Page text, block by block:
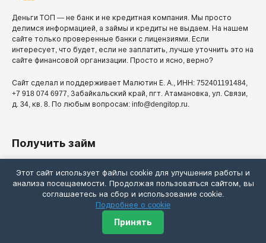
Деньги ТОП — не банк и не кредитная компания. Мы просто
делимся информацией, а займы и кредиты не выдаем. На нашем
сайте только проверенные банки с лицензиями. Если
интересует, что будет, если не заплатить, лучше уточнить это на
сайте финансовой организации. Просто и ясно, верно?
Сайт сделал и поддерживает Малютин Е. А., ИНН: 752401191484,
+7 918 074 6977, Забайкальский край, пгт. Атамановка, ул. Связи,
д. 34, кв. 8. По любым вопросам: info@dengitop.ru.
Получить займ
Все займы
Займы на карту
Отписаться от займов
Этот сайт использует файлы cookie для улучшения работы и
анализа посещаемости. Продолжая пользоваться сайтом, вы
соглашаетесь на сбор и использование cookie.
Подробнее о cookie
Принять